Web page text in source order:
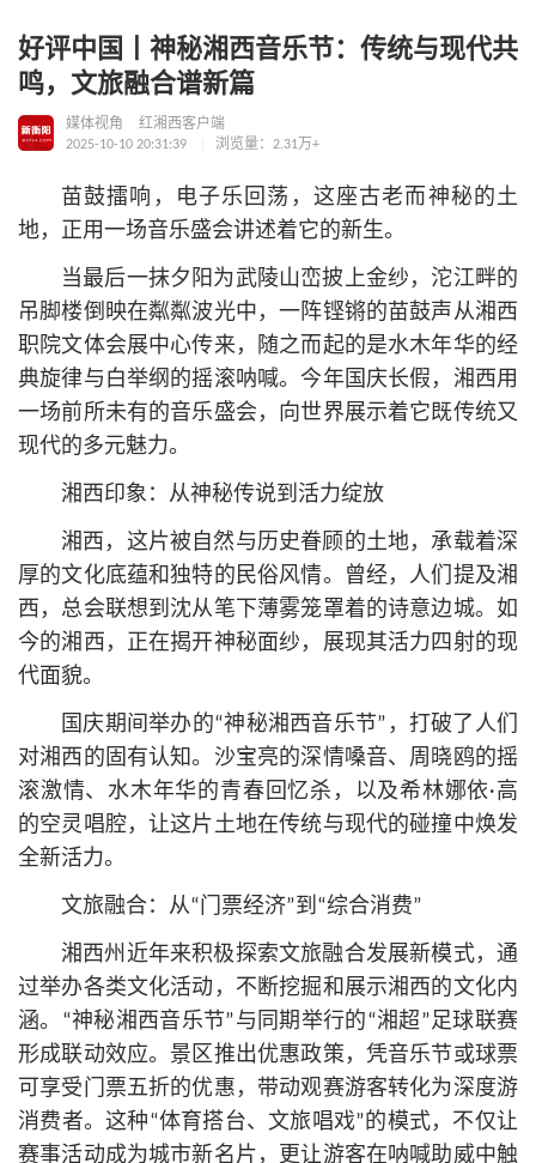
好评中国丨神秘湘西音乐节：传统与现代共
鸣，文旅融合谱新篇
媒体视角
红湘西客户端
2025-10-10 20:31:39
浏览量：2.31万+
苗鼓擂响，电子乐回荡，这座古老而神秘的土
地，正用一场音乐盛会讲述着它的新生。
当最后一抹夕阳为武陵山峦披上金纱，沱江畔的
吊脚楼倒映在粼粼波光中，一阵铿锵的苗鼓声从湘西
职院文体会展中心传来，随之而起的是水木年华的经
典旋律与白举纲的摇滚呐喊。今年国庆长假，湘西用
一场前所未有的音乐盛会，向世界展示着它既传统又
现代的多元魅力。
湘西印象：从神秘传说到活力绽放
湘西，这片被自然与历史眷顾的土地，承载着深
厚的文化底蕴和独特的民俗风情。曾经，人们提及湘
西，总会联想到沈从笔下薄雾笼罩着的诗意边城。如
今的湘西，正在揭开神秘面纱，展现其活力四射的现
代面貌。
国庆期间举办的“神秘湘西音乐节”，打破了人们
对湘西的固有认知。沙宝亮的深情嗓音、周晓鸥的摇
滚激情、水木年华的青春回忆杀，以及希林娜依·高
的空灵唱腔，让这片土地在传统与现代的碰撞中焕发
全新活力。
文旅融合：从“门票经济”到“综合消费”
湘西州近年来积极探索文旅融合发展新模式，通
过举办各类文化活动，不断挖掘和展示湘西的文化内
涵。“神秘湘西音乐节”与同期举行的“湘超”足球联赛
形成联动效应。景区推出优惠政策，凭音乐节或球票
可享受门票五折的优惠，带动观赛游客转化为深度游
消费者。这种“体育搭台、文旅唱戏”的模式，不仅让
赛事活动成为城市新名片，更让游客在呐喊助威中触